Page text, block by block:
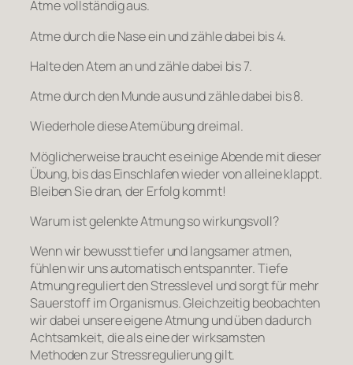
Atme vollständig aus.
Atme durch die Nase ein und zähle dabei bis 4.
Halte den Atem an und zähle dabei bis 7.
Atme durch den Munde aus und zähle dabei bis 8.
Wiederhole diese Atemübung dreimal.
Möglicherweise braucht es einige Abende mit dieser
Übung, bis das Einschlafen wieder von alleine klappt.
Bleiben Sie dran, der Erfolg kommt!
Warum ist gelenkte Atmung so wirkungsvoll?
Wenn wir bewusst tiefer und langsamer atmen,
fühlen wir uns automatisch entspannter. Tiefe
Atmung reguliert den Stresslevel und sorgt für mehr
Sauerstoff im Organismus. Gleichzeitig beobachten
wir dabei unsere eigene Atmung und üben dadurch
Achtsamkeit, die als eine der wirksamsten
Methoden zur Stressregulierung gilt.